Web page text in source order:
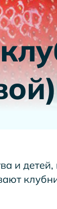
и детей,